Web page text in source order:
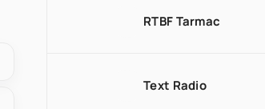
RTBF Tarmac
Text Radio